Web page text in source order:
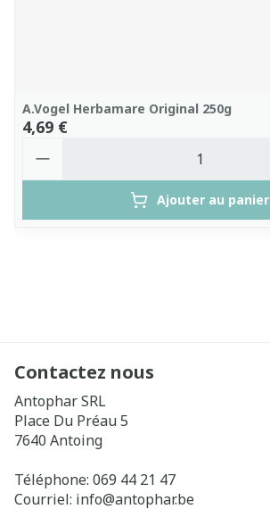
A.Vogel Herbamare Original 250g
4,69 €
Ajouter au panier
Contactez nous
Antophar SRL
Place Du Préau 5
7640 Antoing
Téléphone: 069 44 21 47
Courriel: info@antophar.be